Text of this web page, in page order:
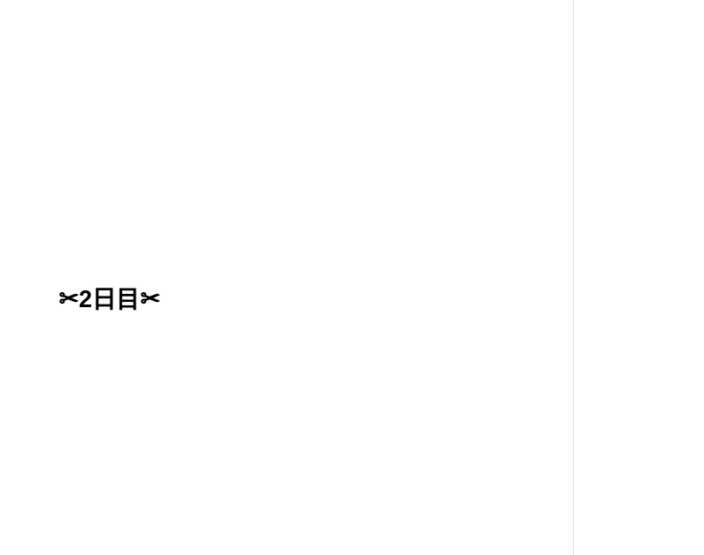
✂2日目✂